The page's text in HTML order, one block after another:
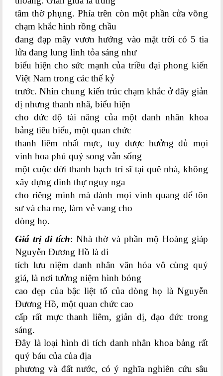
tâm thờ phụng. Phía trên còn một phần cửa võng
chạm khắc hình rồng chầu
đang đạp mây vươn hướng vào mặt trời có 5 tia
lửa đang lung linh tỏa sáng như
biểu hiện cho sức mạnh của triều đại phong kiến
Việt Nam trong các thế kỷ
trước. Nhìn chung kiến trúc chạm khắc ở đây giản
dị nhưng thanh nhã, biểu hiện
cho đức độ tài năng của một danh nhân khoa
bảng tiêu biểu, một quan chức
thanh liêm nhất mực, tuy được hưởng đủ mọi
vinh hoa phú quý song vẫn sống
một cuộc đời thanh bạch trí sĩ tại quê nhà, không
xây dựng dinh thự nguy nga
cho riêng mình mà dành mọi vinh quang để tôn
sư và cha mẹ, làm vẻ vang cho
dòng họ.
Giá trị di tích: Nhà thờ và phần mộ Hoàng giáp
Nguyễn Đương Hồ là di
tích lưu niệm danh nhân văn hóa vô cùng quý
giá, là nơi tưởng niệm hình bóng
cao đẹp của bậc liệt tổ của dòng họ là Nguyễn
Đương Hồ, một quan chức cao
cấp rất mực thanh liêm, giản dị, đạo đức trong
sáng.
Đây là loại hình di tích danh nhân khoa bảng rất
quý báu của của địa
phương và đất nước, có ý nghĩa nghiên cứu sâu